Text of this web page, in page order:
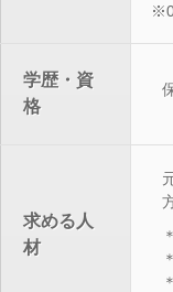
学歴・資
格
求める人
材